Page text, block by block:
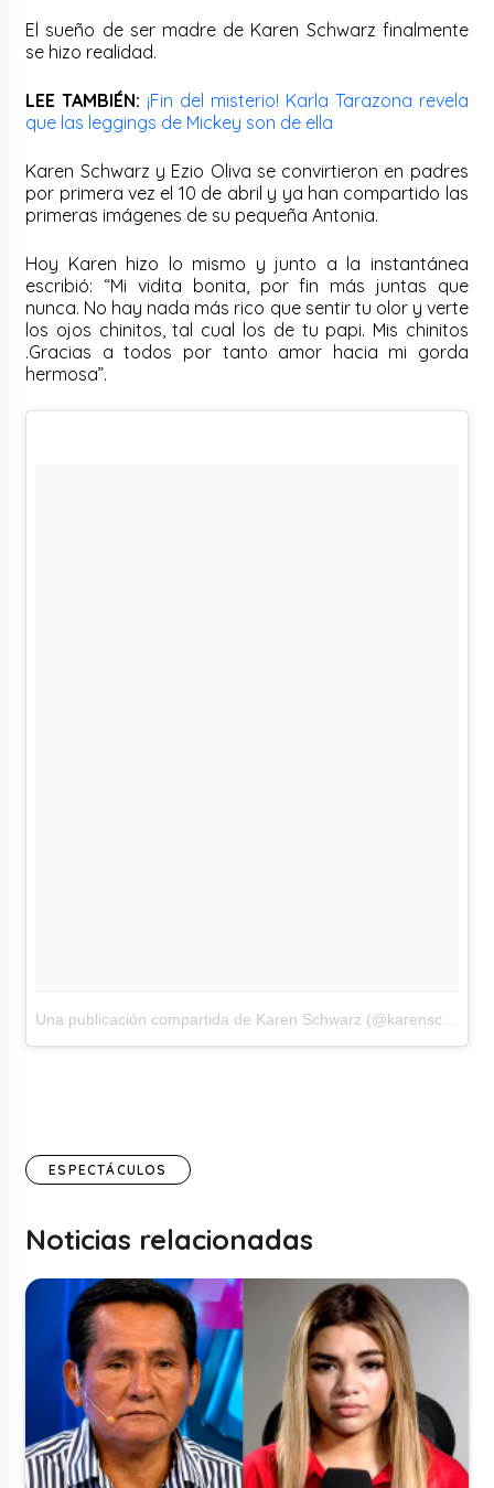
El sueño de ser madre de Karen Schwarz finalmente
se hizo realidad.
LEE TAMBIÉN: ¡Fin del misterio! Karla Tarazona revela
que las leggings de Mickey son de ella
Karen Schwarz y Ezio Oliva se convirtieron en padres
por primera vez el 10 de abril y ya han compartido las
primeras imágenes de su pequeña Antonia.
Hoy Karen hizo lo mismo y junto a la instantánea
escribió: “Mi vidita bonita, por fin más juntas que
nunca. No hay nada más rico que sentir tu olor y verte
los ojos chinitos, tal cual los de tu papi. Mis chinitos
.Gracias a todos por tanto amor hacia mi gorda
hermosa”.
ESPECTÁCULOS
Noticias relacionadas